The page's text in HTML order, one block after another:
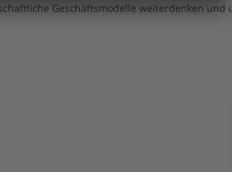
Geschäftsmodelle weiterdenken und